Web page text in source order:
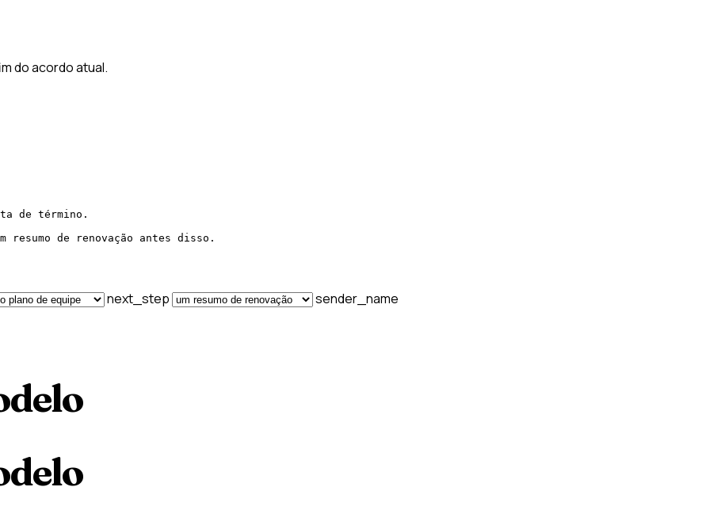
do acordo atual.
de término.
resumo de renovação antes disso.
next_step sender_name